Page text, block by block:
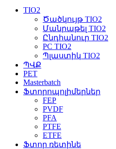
TIO2
Ծածկույթ TIO2
Մանրաթել TIO2
Ընդհանուր TIO2
PC TIO2
Պլաստիկ TIO2
ՊՎՔ
PET
Masterbatch
Ֆտորոպոլիմերներ
FEP
PVDF
PFA
PTFE
ETFE
Ֆտոր ռետինե